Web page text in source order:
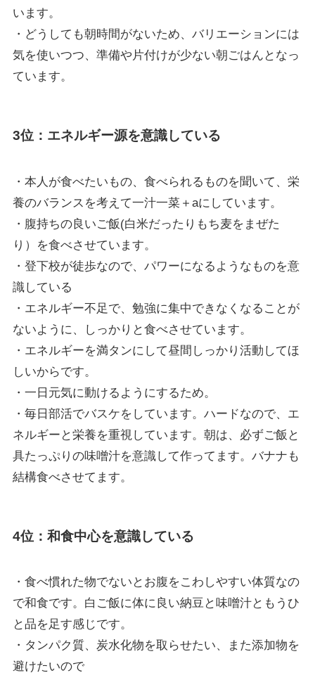
います。
・どうしても朝時間がないため、バリエーションには
気を使いつつ、準備や片付けが少ない朝ごはんとなっ
ています。
3位：エネルギー源を意識している
・本人が食べたいもの、食べられるものを聞いて、栄
養のバランスを考えて一汁一菜＋aにしています。
・腹持ちの良いご飯(白米だったりもち麦をまぜた
り）を食べさせています。
・登下校が徒歩なので、パワーになるようなものを意
識している
・エネルギー不足で、勉強に集中できなくなることが
ないように、しっかりと食べさせています。
・エネルギーを満タンにして昼間しっかり活動してほ
しいからです。
・一日元気に動けるようにするため。
・毎日部活でバスケをしています。ハードなので、エ
ネルギーと栄養を重視しています。朝は、必ずご飯と
具たっぷりの味噌汁を意識して作ってます。バナナも
結構食べさせてます。
4位：和食中心を意識している
・食べ慣れた物でないとお腹をこわしやすい体質なの
で和食です。白ご飯に体に良い納豆と味噌汁ともうひ
と品を足す感じです。
・タンパク質、炭水化物を取らせたい、また添加物を
避けたいので